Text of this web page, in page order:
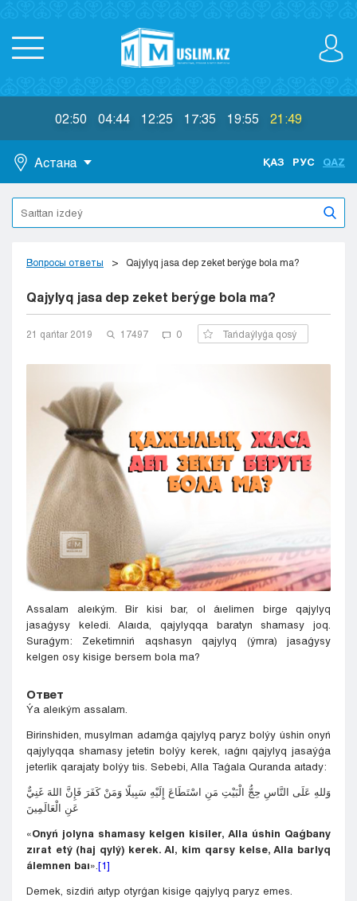
02:50 04:44 12:25 17:35 19:55 21:49
Астана
Astana
Almaty
Aktobe
Jezkazgan
Karaganda
Kokshetaý
Pavlodar
Petropavlovsk
Taldykorgan
Taraz
Týrkestan
Ýralsk
Ýst-Kamenogorsk
Shymkent
ҚАЗ РУС QAZ
Вопросы ответы Qajylyq jasa dep zeket berýge bola ma?
Qajylyq jasa dep zeket berýge bola ma?
21 qańtar 2019 17497 0 Tańdaýlyǵa qosý
Assalam aleıkým. Bir kisi bar, ol áıelimen birge qajylyq
jasaǵysy keledi. Alaıda, qajylyqqa baratyn shamasy joq.
Suraǵym: Zeketimniń aqshasyn qajylyq (ýmra) jasaǵysy
kelgen osy kisige bersem bola ma?
Ответ
Ýa aleıkým assalam.
Birinshiden, musylman adamǵa qajylyq paryz bolýy úshin onyń
qajylyqqa shamasy jetetin bolýy kerek, ıaǵnı qajylyq jasaýǵa
jeterlik qarajaty bolýy tıis. Sebebi, Alla Taǵala Quranda aıtady:
وَللهِ عَلَى النَّاسِ حِجُّ الْبَيْتِ مَنِ اسْتَطَاعَ إِلَيْهِ سَبِيلًا وَمَنْ كَفَرَ فَإِنَّ اللهَ غَنِيٌّ
عَنِ الْعَالَمِينَ
«Onyń jolyna shamasy kelgen kisiler, Alla úshin Qaǵbany
zırat etý (haj qylý) kerek. Al, kim qarsy kelse, Alla barlyq
álemnen baı». [1]
Demek, sizdiń aıtyp otyrǵan kisige qajylyq paryz emes.